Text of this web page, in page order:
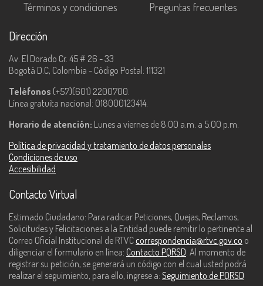
Términos y condiciones
Preguntas frecuentes
Dirección
Av. El Dorado Cr. 45 # 26 - 33
Bogotá D.C, Colombia - Código Postal: 111321
Teléfonos (+57)(601) 2200700.
Línea gratuita nacional: 018000123414.
Horario de atención: Lunes a viernes de 8:00 a.m. a 5:00 p.m.
Política de privacidad y tratamiento de datos personales
Condiciones de uso
Accesibilidad
Contacto Virtual
Estimado Ciudadano: Para radicar Peticiones, Quejas, Reclamos,
Solicitudes y Felicitaciones a la Entidad puede remitir lo pertinente al
Correo Oficial Institucional de RTVC correspondencia@rtvc.gov.co o
diligenciar el formulario en línea: Contacto PQRSD. Al momento de
registrar su petición, se generará un código con el cual usted podrá
realizar el seguimiento, para ello, ingrese a: Seguimiento de PQRSD